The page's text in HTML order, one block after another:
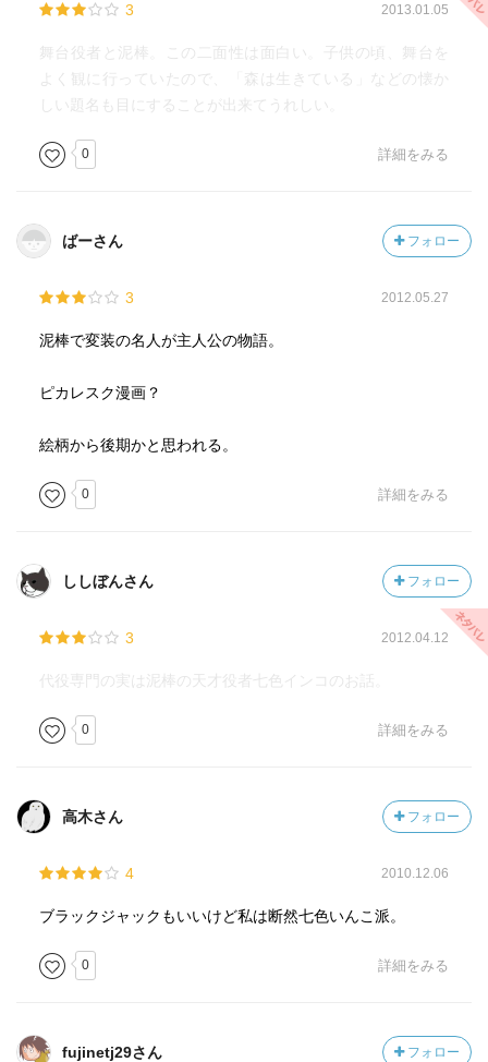
3 2013.01.05
舞台役者と泥棒。この二面性は面白い。子供の頃、舞台を
よく観に行っていたので、「森は生きている」などの懐か
しい題名も目にすることが出来てうれしい。
0 詳細をみる
ばーさん フォロー
3 2012.05.27
泥棒で変装の名人が主人公の物語。
ピカレスク漫画？
絵柄から後期かと思われる。
0 詳細をみる
ししぼんさん フォロー
3 2012.04.12
代役専門の実は泥棒の天才役者七色インコのお話。
0 詳細をみる
高木さん フォロー
4 2010.12.06
ブラックジャックもいいけど私は断然七色いんこ派。
0 詳細をみる
fujinetj29さん フォロー